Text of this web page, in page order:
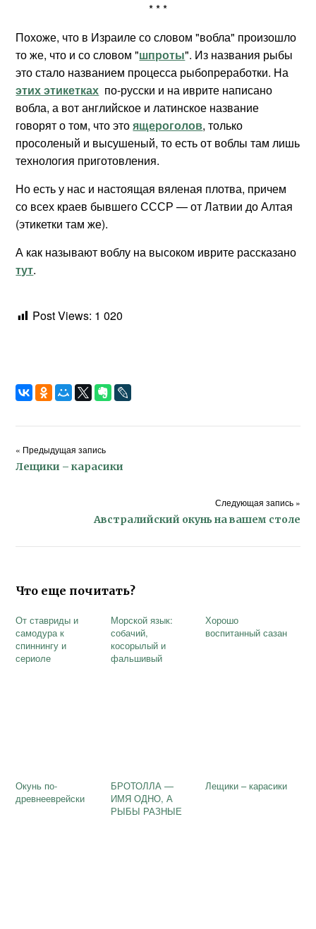
* * *
Похоже, что в Израиле со словом "вобла" произошло
то же, что и со словом "шпроты". Из названия рыбы
это стало названием процесса рыбопреработки. На
этих этикетках по-русски и на иврите написано
вобла, а вот английское и латинское название
говорят о том, что этоящероголов, только
просоленый и высушеный, то есть от воблы там лишь
технология приготовления.
Но есть у нас и настоящая вяленая плотва, причем
со всех краев бывшего СССР — от Латвии до Алтая
(этикетки там же).
А как называют воблу на высоком иврите рассказано
тут.
Post Views: 1 020
« Предыдущая запись
Лещики – карасики
Следующая запись »
Австралийский окунь на вашем столе
Что еще почитать?
От ставриды и
самодура к
спиннингу и
сериоле
Морской язык:
собачий,
косорылый и
фальшивый
Хорошо
воспитанный сазан
Окунь по-
древнееврейски
БРОТОЛЛА —
ИМЯ ОДНО, А
РЫБЫ РАЗНЫЕ
Лещики – карасики